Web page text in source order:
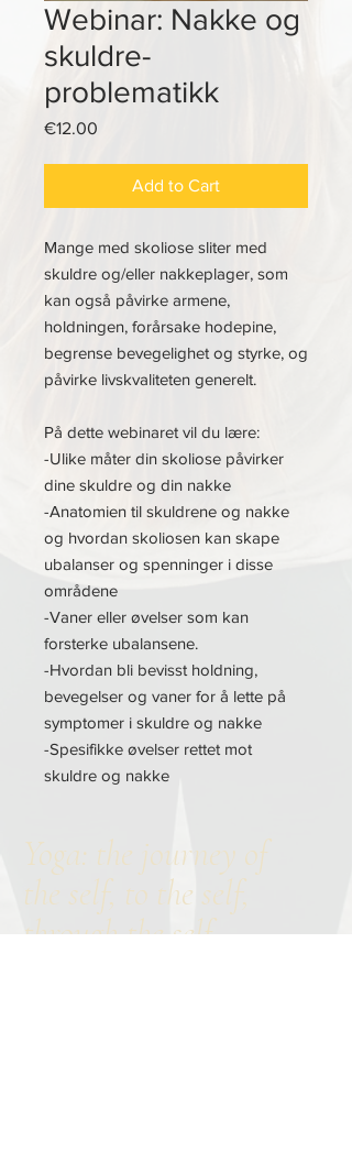
Webinar: Nakke og
skuldre-
problematikk
€12.00
Add to Cart
Mange med skoliose sliter med
skuldre og/eller nakkeplager, som
kan også påvirke armene,
holdningen, forårsake hodepine,
begrense bevegelighet og styrke, og
påvirke livskvaliteten generelt.
På dette webinaret vil du lære:
-Ulike måter din skoliose påvirker
dine skuldre og din nakke
-Anatomien til skuldrene og nakke
og hvordan skoliosen kan skape
ubalanser og spenninger i disse
områdene
-Vaner eller øvelser som kan
forsterke ubalansene.
-Hvordan bli bevisst holdning,
bevegelser og vaner for å lette på
symptomer i skuldre og nakke
-Spesifikke øvelser rettet mot
skuldre og nakke
Yoga: the journey of
the self, to the self,
through the self-